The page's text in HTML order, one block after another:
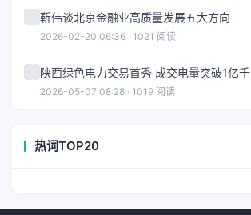
靳伟谈北京金融业高质量发展五大方向
2026-02-20 06:36 · 1021 阅读
陕西绿色电力交易首秀 成交电量突破1亿
2026-05-07 08:28 · 1019 阅读
热词TOP20